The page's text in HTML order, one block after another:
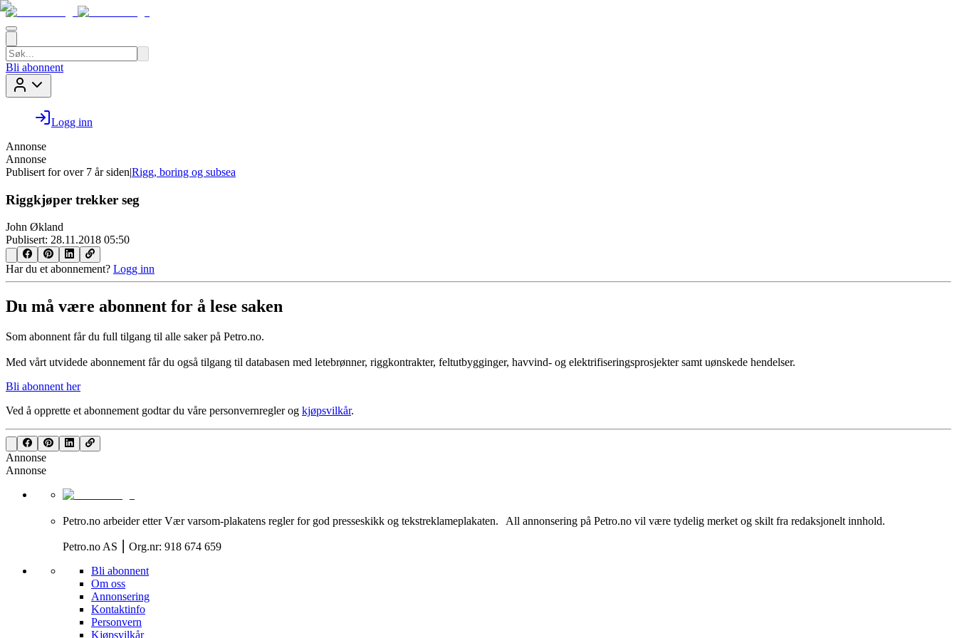
Bli abonnent
Logg inn
Annonse
Annonse
Publisert for over 7 år siden|Rigg, boring og subsea
Riggkjøper trekker seg
John Økland
Publisert: 28.11.2018 05:50
Har du et abonnement? Logg inn
Du må være abonnent for å lese saken
Som abonnent får du full tilgang til alle saker på Petro.no.
Med vårt utvidede abonnement får du også tilgang til databasen med letebrønner, riggkontrakter, feltutbygginger, havvind- og elektrifiseringsprosjekter samt uønskede hendelser.
Bli abonnent her
Ved å opprette et abonnement godtar du våre personvernreglerog kjøpsvilkår.
Annonse
Annonse
Petro.no arbeider etter Vær varsom-plakatens regler for god presseskikk og tekstreklameplakaten. All annonsering på Petro.no vil være tydelig merket og skilt fra redaksjonelt innhold.
Petro.no AS ⎮ Org.nr: 918 674 659
Bli abonnent
Om oss
Annonsering
Kontaktinfo
Personvern
Kjøpsvilkår